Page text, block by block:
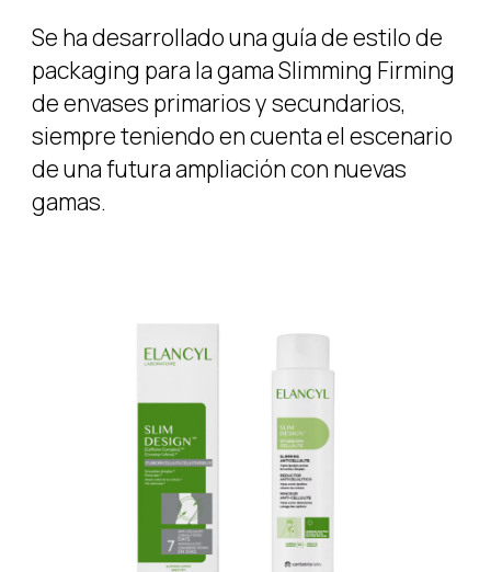
Se ha desarrollado una guía de estilo de
packaging para la gama Slimming Firming
de envases primarios y secundarios,
siempre teniendo en cuenta el escenario
de una futura ampliación con nuevas
gamas.